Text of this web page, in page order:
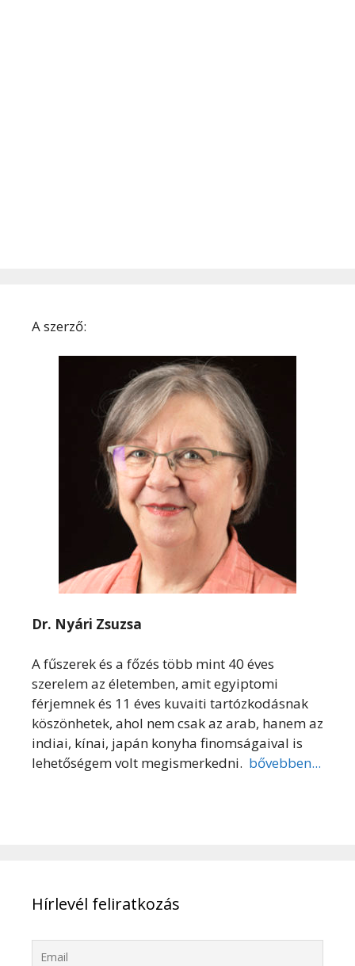
A szerző:
Dr. Nyári Zsuzsa
A fűszerek és a főzés több mint 40 éves
szerelem az életemben, amit egyiptomi
férjemnek és 11 éves kuvaiti tartózkodásnak
köszönhetek, ahol nem csak az arab, hanem az
indiai, kínai, japán konyha finomságaival is
lehetőségem volt megismerkedni. bővebben...
Hírlevél feliratkozás